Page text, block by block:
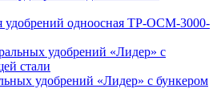
удобрений одноосная ТР-ОСМ-3000-
удобрений «Лидер» с бункером